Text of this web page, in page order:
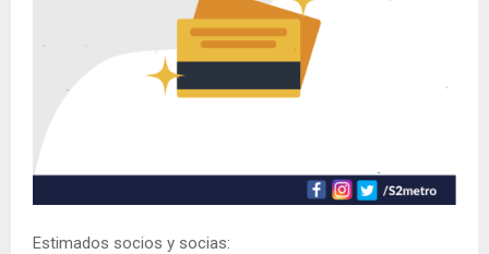
Estimados socios y socias: